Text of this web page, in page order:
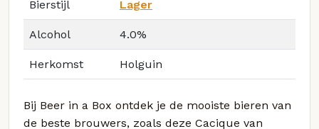
Bierstijl Lager
Alcohol 4.0%
Herkomst Holguin
Bij Beer in a Box ontdek je de mooiste bieren van
de beste brouwers, zoals deze Cacique van